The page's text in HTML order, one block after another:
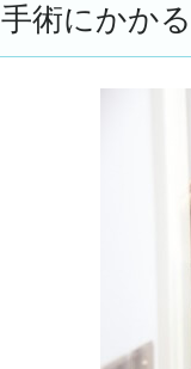
手術にかか